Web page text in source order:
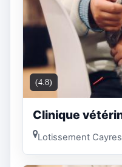
(4.8)
Clinique
Lotissement